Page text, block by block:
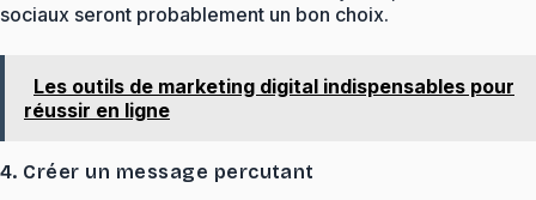
sociaux seront probablement un bon choix.
Les outils de marketing digital indispensables pour
réussir en ligne
4. Créer un message percutant